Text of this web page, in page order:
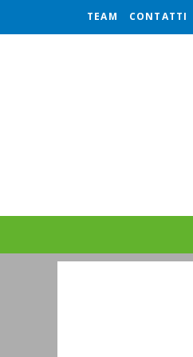
TEAM CONTATTI